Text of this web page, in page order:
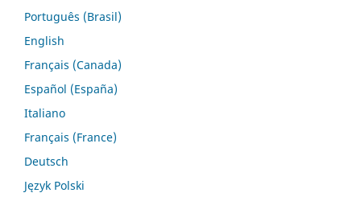
Português (Brasil)
English
Français (Canada)
Español (España)
Italiano
Français (France)
Deutsch
Język Polski